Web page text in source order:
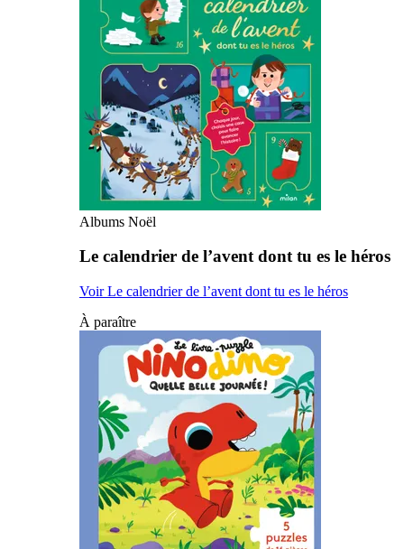
Albums Noël
Le calendrier de l’avent dont tu es le héros
Voir Le calendrier de l’avent dont tu es le héros
À paraître